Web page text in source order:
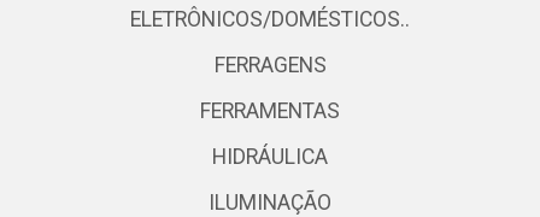
ELETRÔNICOS/DOMÉSTICOS..
FERRAGENS
FERRAMENTAS
HIDRÁULICA
ILUMINAÇÃO